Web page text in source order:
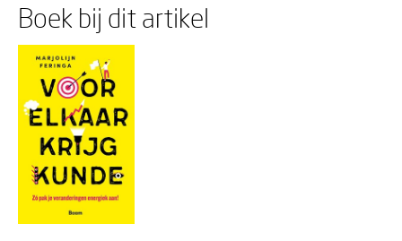
Boek bij dit artikel